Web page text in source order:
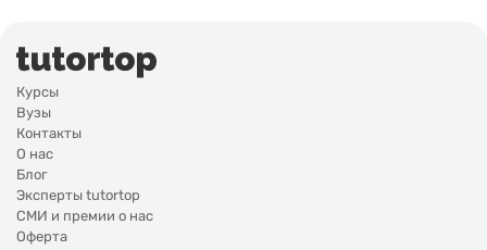
Курсы
Вузы
Контакты
О нас
Блог
Эксперты tutortop
СМИ и премии о нас
Оферта